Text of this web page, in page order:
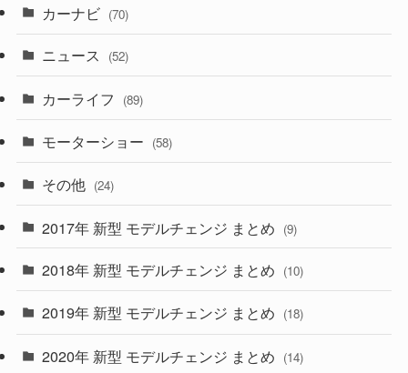
(50)
(43)
(6)
(9)
(4)
(30)
(27)
(58)
(28)
(27)
(26)
(33)
(10)
(35)
(1)
カーナビ (70)
ニュース (52)
カーライフ (89)
モーターショー (58)
その他 (24)
2017年 新型 モデルチェンジ まとめ (9)
2018年 新型 モデルチェンジ まとめ (10)
2019年 新型 モデルチェンジ まとめ (18)
2020年 新型 モデルチェンジ まとめ (14)